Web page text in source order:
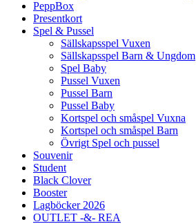
PeppBox
Presentkort
Spel & Pussel
Sällskapsspel Vuxen
Sällskapsspel Barn & Ungdom
Spel Baby
Pussel Vuxen
Pussel Barn
Pussel Baby
Kortspel och småspel Vuxna
Kortspel och småspel Barn
Övrigt Spel och pussel
Souvenir
Student
Black Clover
Booster
Lagböcker 2026
OUTLET -&- REA